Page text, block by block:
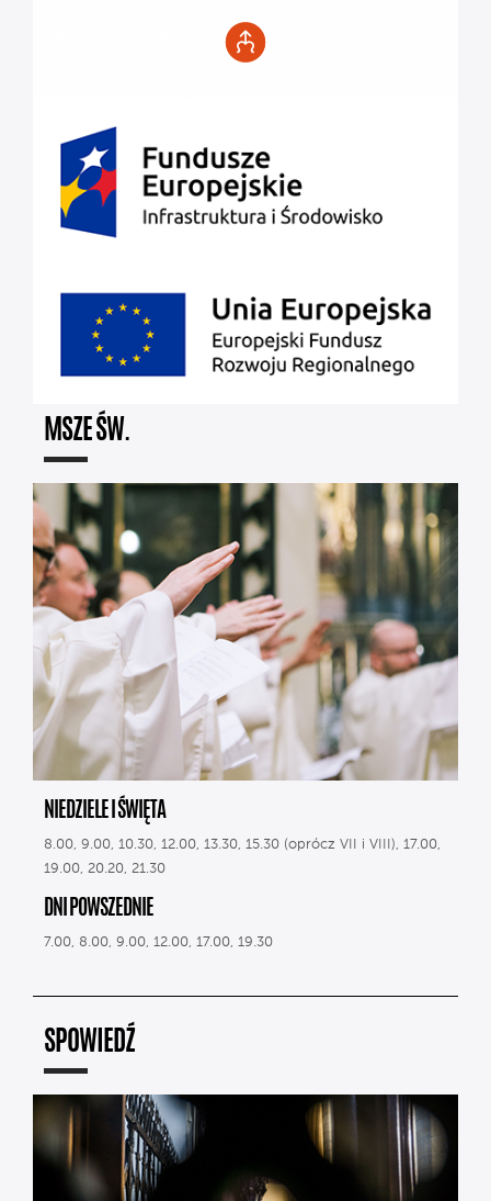
MSZE ŚW.
NIEDZIELE I ŚWIĘTA
8.00, 9.00, 10.30, 12.00, 13.30, 15.30 (oprócz VII i VIII), 17.00,
19.00, 20.20, 21.30
DNI POWSZEDNIE
7.00, 8.00, 9.00, 12.00, 17.00, 19.30
SPOWIEDŹ